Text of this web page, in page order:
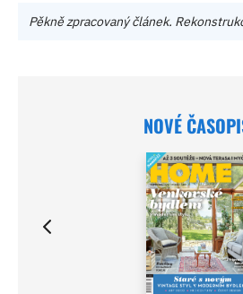
Pěkně zpracovaný článek.
NOVÉ